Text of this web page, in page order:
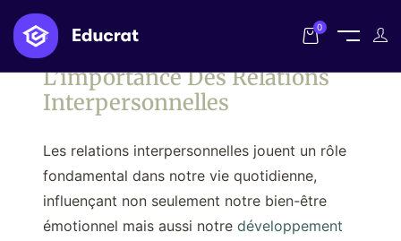
0
L’importance Des Relations
Interpersonnelles
Les relations interpersonnelles jouent un rôle
fondamental dans notre vie quotidienne,
influençant non seulement notre bien-être
émotionnel mais aussi notre développement